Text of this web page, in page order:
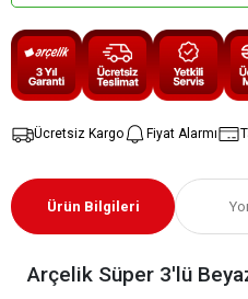
Ücretsiz Kargo Fiyat Alarmı
Ürün Bilgileri
Arçelik Süper 3'lü